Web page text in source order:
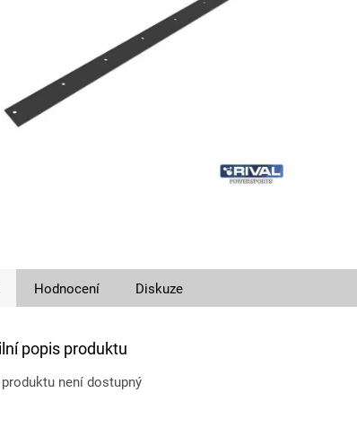
Hodnocení Diskuze
popis produktu
není dostupný